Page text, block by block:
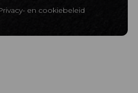
en cookiebeleid